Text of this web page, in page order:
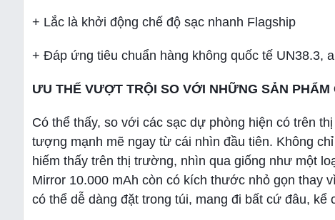
+ Lắc là khởi động chế độ sạc nhanh Flagship
+ Đáp ứng tiêu chuẩn hàng không quốc tế UN38.3,
ƯU THẾ VƯỢT TRỘI SO VỚI NHỮNG SẢN PHẨM
Có thể thấy, so với các sạc dự phòng hiện có trên
tượng mạnh mẽ ngay từ cái nhìn đầu tiên. Không
hiếm thấy trên thị trường, nhìn qua giống như một
Mirror 10.000 mAh còn có kích thước nhỏ gọn thay
có thể dễ dàng đặt trong túi, mang đi bất cứ đâu,